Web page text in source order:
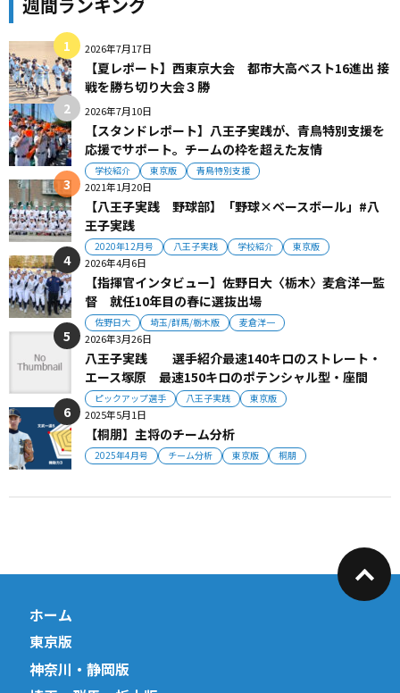
2026年7月17日
【夏レポート】西東京大会 都市大高ベスト16進出 接
戦を勝ち切り大会３勝
2026年7月10日
【スタンドレポート】八王子実践が、青鳥特別支援を
応援でサポート。チームの枠を超えた友情
学校紹介 東京版 青鳥特別支援
2021年1月20日
【八王子実践 野球部】「野球×ベースボール」#八
王子実践
2020年12月号 八王子実践 学校紹介 東京版
2026年4月6日
【指揮官インタビュー】佐野日大〈栃木〉麦倉洋一監
督 就任10年目の春に選抜出場
佐野日大 埼玉/群馬/栃木版 麦倉洋一
2026年3月26日
八王子実践 選手紹介最速140キロのストレート・
エース塚原 最速150キロのポテンシャル型・座間
ピックアップ選手 八王子実践 東京版
2025年5月1日
【桐朋】主将のチーム分析
2025年4月号 チーム分析 東京版 桐朋
ホーム
東京版
神奈川・静岡版